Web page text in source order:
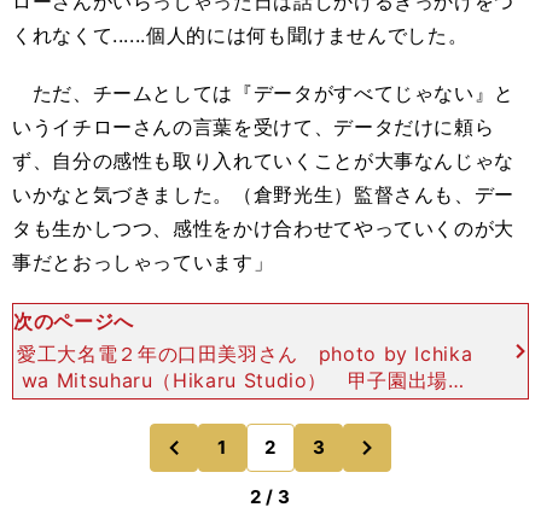
くれなくて......個人的には何も聞けませんでした。
ただ、チームとしては『データがすべてじゃない』と
いうイチローさんの言葉を受けて、データだけに頼ら
ず、自分の感性も取り入れていくことが大事なんじゃな
いかなと気づきました。（倉野光生）監督さんも、デー
タも生かしつつ、感性をかけ合わせてやっていくのが大
事だとおっしゃっています」
次のページへ
愛工大名電２年の口田美羽さん photo by Ichika
wa Mitsuharu（Hikaru Studio） 甲子園出場が
現実的な強豪校の男子選手を相手にするとあって
は、口田さんにはキャッチボー
前
のページへ
1 2 3
2 / 3